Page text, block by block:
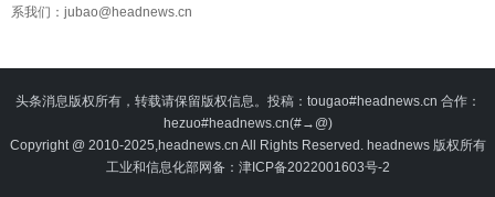
系我们：jubao@headnews.cn
头条消息版权所有，转载请保留版权信息。投稿：tougao#headnews.cn 合作：
hezuo#headnews.cn(#→@)
Copyright @ 2010-2025,headnews.cn All Rights Reserved. headnews 版权所有
工业和信息化部网备：津ICP备2022001603号-2